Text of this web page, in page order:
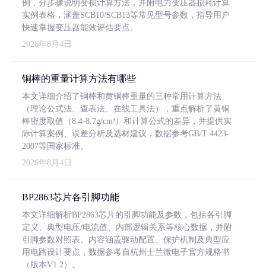
例，分步骤说明变损计算方法，并附电力变压器损耗计算
实例表格，涵盖SCB10/SCB13等常见型号参数，指导用户
快速掌握变压器能效评估要点。
2026年8月4日
铜棒的重量计算方法有哪些
本文详细介绍了铜棒和黄铜棒重量的三种常用计算方法
（理论公式法、查表法、在线工具法），重点解析了黄铜
棒密度取值（8.4-8.7g/cm³）和计算公式的差异，并提供实
际计算案例、误差分析及选材建议，数据参考GB/T 4423-
2007等国家标准。
2026年8月4日
BP2863芯片各引脚功能
本文详细解析BP2863芯片的引脚功能及参数，包括各引脚
定义、典型电压/电流值、内部逻辑关系等核心数据，并附
引脚参数对照表。内容涵盖驱动配置、保护机制及典型应
用电路设计要点，数据参考自杭州士兰微电子官方规格书
（版本V1.2）。